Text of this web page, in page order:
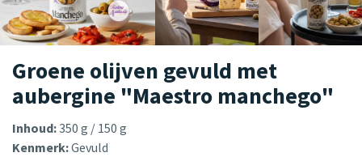
Groene olijven gevuld met
aubergine "Maestro manchego"
Inhoud:350 g / 150 g
Kenmerk:Gevuld